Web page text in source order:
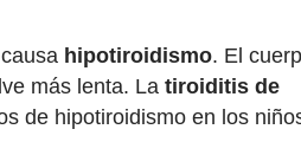
hipotiroidismo. El
más lenta. La tiroiditis de
de hipotiroidismo en los